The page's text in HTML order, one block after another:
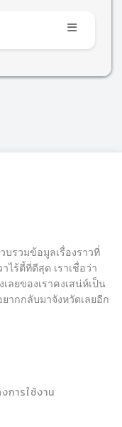
บรวมข้อมูลเรื่องราวที่
ไร้ตี้ที่ดีสุด เราเชื่อว่า
ลยของเราคงเสน่ห์เป็น
ากกลับมาจังหวัดเลยอีก
การใช้งาน